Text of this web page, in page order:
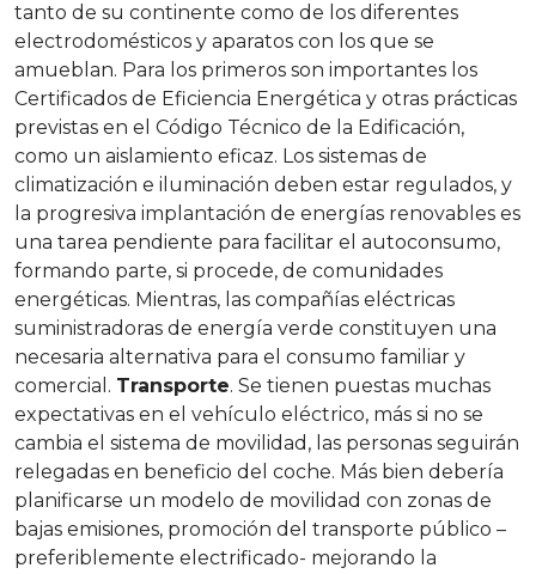
tanto de su continente como de los diferentes
electrodomésticos y aparatos con los que se
amueblan. Para los primeros son importantes los
Certificados de Eficiencia Energética y otras prácticas
previstas en el Código Técnico de la Edificación,
como un aislamiento eficaz. Los sistemas de
climatización e iluminación deben estar regulados, y
la progresiva implantación de energías renovables es
una tarea pendiente para facilitar el autoconsumo,
formando parte, si procede, de comunidades
energéticas. Mientras, las compañías eléctricas
suministradoras de energía verde constituyen una
necesaria alternativa para el consumo familiar y
comercial. Transporte. Se tienen puestas muchas
expectativas en el vehículo eléctrico, más si no se
cambia el sistema de movilidad, las personas seguirán
relegadas en beneficio del coche. Más bien debería
planificarse un modelo de movilidad con zonas de
bajas emisiones, promoción del transporte público –
preferiblemente electrificado- mejorando la